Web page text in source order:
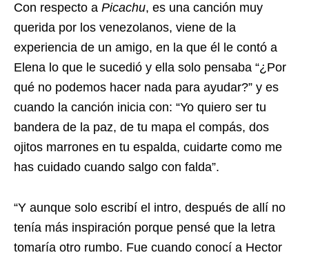
Con respecto a Picachu, es una canción muy
querida por los venezolanos, viene de la
experiencia de un amigo, en la que él le contó a
Elena lo que le sucedió y ella solo pensaba “¿Por
qué no podemos hacer nada para ayudar?” y es
cuando la canción inicia con: “Yo quiero ser tu
bandera de la paz, de tu mapa el compás, dos
ojitos marrones en tu espalda, cuidarte como me
has cuidado cuando salgo con falda”.
“Y aunque solo escribí el intro, después de allí no
tenía más inspiración porque pensé que la letra
tomaría otro rumbo. Fue cuando conocí a Hector